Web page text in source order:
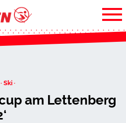
· Ski ·
am Lettenberg